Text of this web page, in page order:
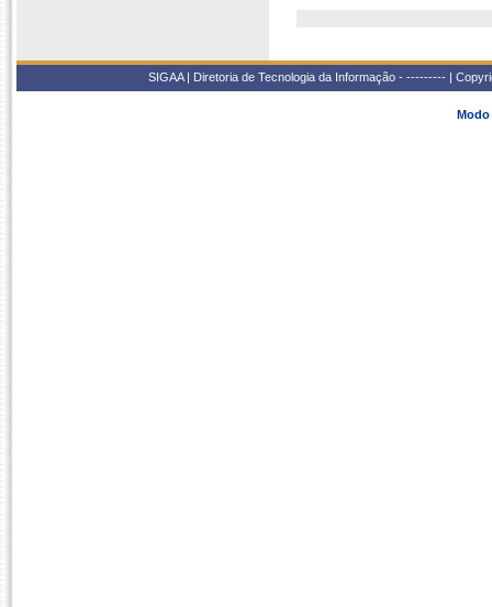
SIGAA | Diretoria de Tecnologia da Informação - --------- |
Modo